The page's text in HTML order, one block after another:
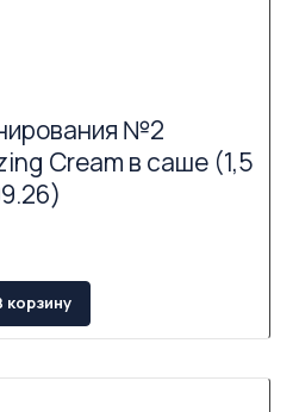
№2
Cream в саше (1,5
корзину